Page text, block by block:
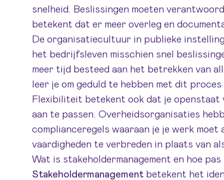
snelheid. Beslissingen moeten
betekent dat er meer overleg en
De organisatiecultuur in publieke
het bedrijfsleven misschien snel
meer tijd besteed aan het betrekken van
leer je om geduld te hebben met dit
Flexibiliteit betekent ook dat je openstaat
aan te passen. Overheidsorganisaties
compliance­regels waaraan je je werk moet
vaardigheden te verbreden in plaats van
Wat is stakeholdermanagement en hoe
Stakeholdermanagement betekent het